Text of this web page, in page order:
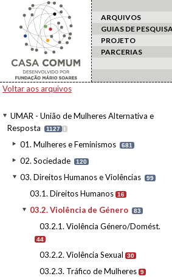
ARQUIVOS
GUIAS DE
PROJETO
PARCERIAS
Voltar aos arquivos
UMAR - União de Mulheres Alternativa e
Resposta
1127 I
01. Mulheres e Feminismos 681
02. Sociedade 120
03. Direitos Humanos e Violências 99
03.1. Direitos Humanos 16
03.2. Violência de Género 83
03.2.1. Violência Género/Domést.
44
03.2.2. Violência Sexual 30
03.2.3. Tráfico de Mulheres 9